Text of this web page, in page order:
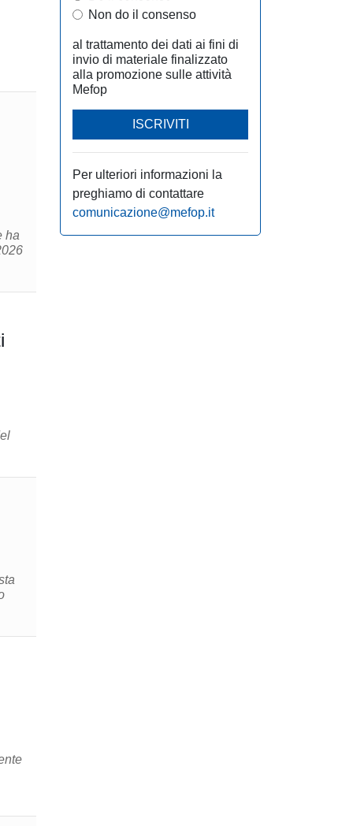
ha
Non do il consenso
al trattamento dei dati ai fini di
invio di materiale finalizzato
alla promozione sulle attività
Mefop
ISCRIVITI
Per ulteriori informazioni la
preghiamo di contattare
comunicazione@mefop.it